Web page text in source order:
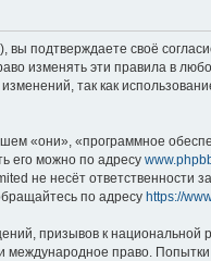
подтверждаете своё
изменять эти правила в
так как
«они», «программное
его можно по адресу
не несёт ответственности
по адресу https://
призывов к национальной
международное право.